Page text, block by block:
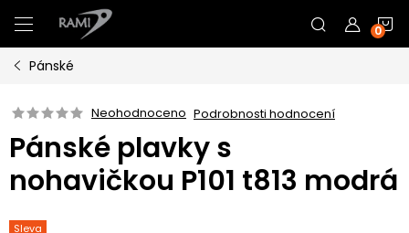
na
obsah
Pánské
Neohodnoceno Podrobnosti hodnocení
Pánské plavky s
nohavičkou P101 t813 modrá
Sleva